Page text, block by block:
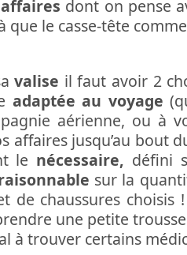
affaires dont on pense
que le casse-tête
valise il faut avoir 2
adaptée au voyage
aérienne, ou à
affaires jusqu’au bout
le nécessaire, défini
sur la
de chaussures choisis
une petite
à trouver certains